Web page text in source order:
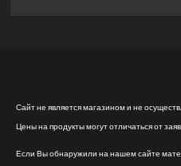
Сайт не является магазином и не
Цены на продукты могут отличаться от
Если Вы обнаружили на нашем сайте